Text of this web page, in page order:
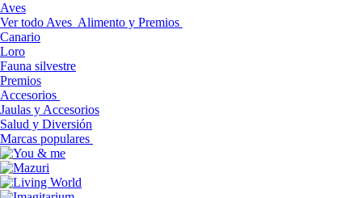
Aves
Ver todo Aves Alimento y Premios
Canario
Loro
Fauna silvestre
Premios
Accesorios
Jaulas y Accesorios
Salud y Diversión
Marcas populares